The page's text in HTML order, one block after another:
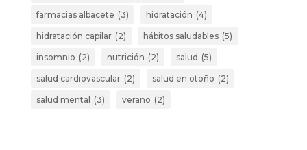
farmacias albacete (3) hidratación (4)
hidratación capilar (2) hábitos saludables (5)
insomnio (2) nutrición (2) salud (5)
salud cardiovascular (2) salud en otoño (2)
salud mental (3) verano (2)